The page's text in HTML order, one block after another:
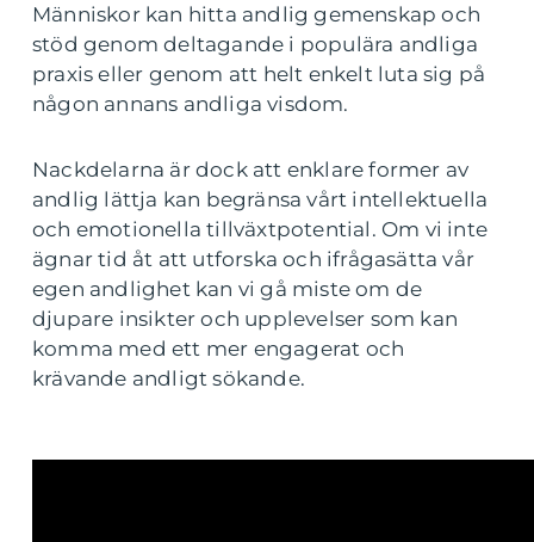
Människor kan hitta andlig gemenskap och
stöd genom deltagande i populära andliga
praxis eller genom att helt enkelt luta sig på
någon annans andliga visdom.
Nackdelarna är dock att enklare former av
andlig lättja kan begränsa vårt intellektuella
och emotionella tillväxtpotential. Om vi inte
ägnar tid åt att utforska och ifrågasätta vår
egen andlighet kan vi gå miste om de
djupare insikter och upplevelser som kan
komma med ett mer engagerat och
krävande andligt sökande.